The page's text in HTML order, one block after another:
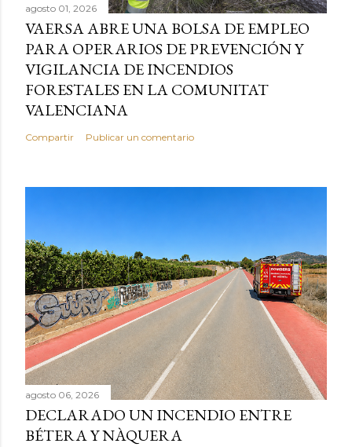
agosto 01, 2026
VAERSA ABRE UNA BOLSA DE EMPLEO
PARA OPERARIOS DE PREVENCIÓN Y
VIGILANCIA DE INCENDIOS
FORESTALES EN LA COMUNITAT
VALENCIANA
Compartir Publicar un comentario
agosto 06, 2026
DECLARADO UN INCENDIO ENTRE
BÉTERA Y NÀQUERA